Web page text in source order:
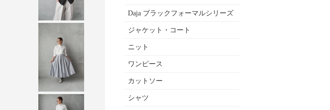
Daja ブラックフォーマルシリーズ
ジャケット・コート
ニット
ワンピース
カットソー
シャツ